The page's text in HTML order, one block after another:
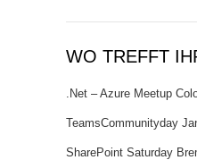
WO TREFFT
.Net – Azure Meetup
TeamsCommunityday
SharePoint Saturday